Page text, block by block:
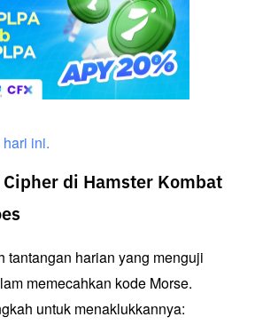
ini.
Cipher di Hamster Kombat
tantangan harian yang menguji
memecahkan kode Morse.
untuk menaklukkannya: